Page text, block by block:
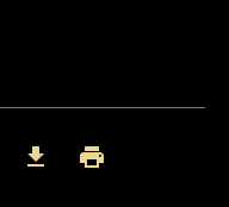
window)
in new window)
(opens in new window)
Download (opens in new
Imprimir (opens in